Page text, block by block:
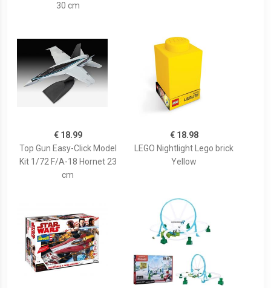
30 cm
€ 18.99
Top Gun Easy-Click Model
Kit 1/72 F/A-18 Hornet 23
cm
€ 18.98
LEGO Nightlight Lego brick
Yellow